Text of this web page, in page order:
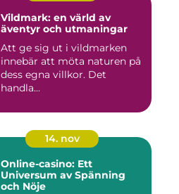
Vildmark: en värld av
äventyr och utmaningar
Att ge sig ut i vildmarken
innebär att möta naturen på
dess egna villkor. Det
handla...
14. nov
Online-casino: Ett
Universum av Spänning
och Nöje